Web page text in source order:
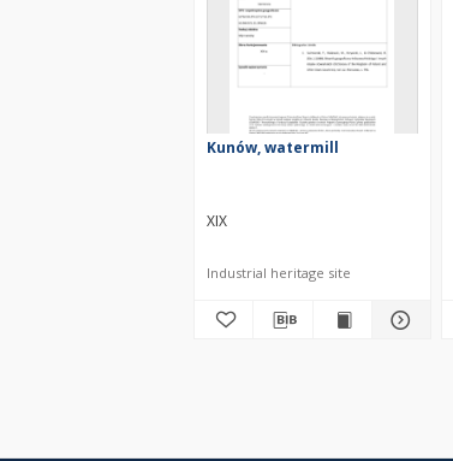
Kunów, watermill
XIX
Industrial heritage site